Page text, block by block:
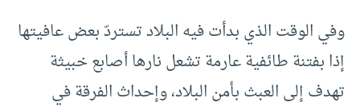
وفي الوقت الذي بدأت فيه البلاد تستردّ بعض عافيتها
إذا بفتنة طائفية عارمة تشعل نارها أصابع خبيثة
تهدف إلى العبث بأمن البلاد، وإحداث الفرقة في